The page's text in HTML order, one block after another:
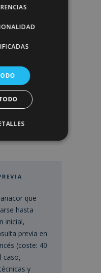
y
(Palma)
prefieres, te
de
y
el día de
que
hasta
inicial,
previa en
(coste: 40
caso,
y